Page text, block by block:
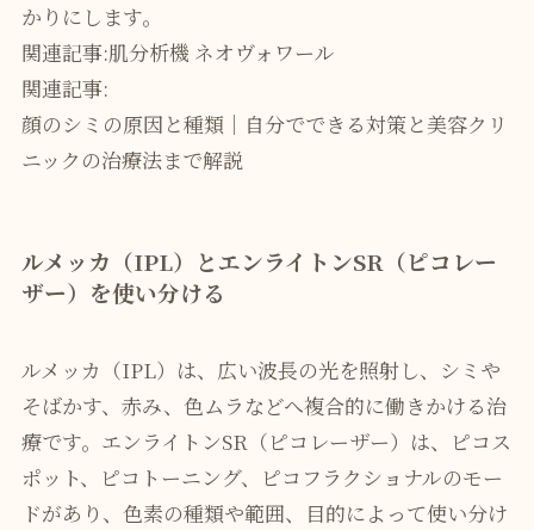
かりにします。
関連記事:肌分析機 ネオヴォワール
関連記事:
顔のシミの原因と種類｜自分でできる対策と美容クリ
ニックの治療法まで解説
ルメッカ（IPL）とエンライトンSR（ピコレー
ザー）を使い分ける
ルメッカ（IPL）は、広い波長の光を照射し、シミや
そばかす、赤み、色ムラなどへ複合的に働きかける治
療です。エンライトンSR（ピコレーザー）は、ピコス
ポット、ピコトーニング、ピコフラクショナルのモー
ドがあり、色素の種類や範囲、目的によって使い分け